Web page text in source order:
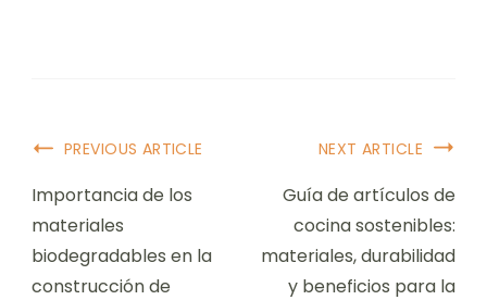
Post
Navigation
PREVIOUS ARTICLE
Importancia de los
materiales
biodegradables en la
construcción de
NEXT ARTICLE
Guía de artículos de
cocina sostenibles:
materiales, durabilidad
y beneficios para la